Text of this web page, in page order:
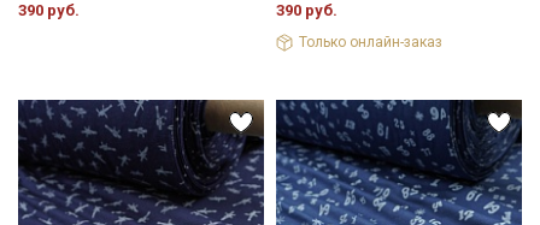
390 руб. 390 руб.
Только онлайн-заказ